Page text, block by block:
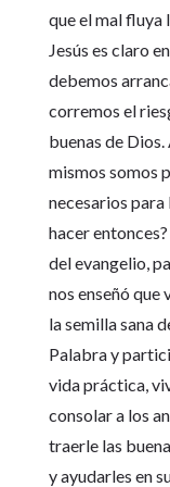
que el mal fluya
Jesús es claro
debemos
corremos el
buenas de
mismos somos
necesarios para
hacer
del evangelio,
nos enseñó que
la semilla sana
Palabra y
vida práctica,
consolar a los
traerle las
y ayudarles en